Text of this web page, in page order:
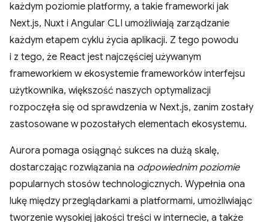
każdym poziomie platformy, a takie frameworki jak
Next.js, Nuxt i Angular CLI umożliwiają zarządzanie
każdym etapem cyklu życia aplikacji. Z tego powodu
i z tego, że React jest najczęściej używanym
frameworkiem w ekosystemie frameworków interfejsu
użytkownika, większość naszych optymalizacji
rozpoczęła się od sprawdzenia w Next.js, zanim zostały
zastosowane w pozostałych elementach ekosystemu.
Aurora pomaga osiągnąć sukces na dużą skalę,
dostarczając rozwiązania na odpowiednim poziomie
popularnych stosów technologicznych. Wypełnia ona
lukę między przeglądarkami a platformami, umożliwiając
tworzenie wysokiej jakości treści w internecie, a także